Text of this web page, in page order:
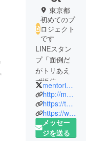
東京都
初めてのプ
ロジェクト
です
LINEスタン
プ「面倒だ
がトリあえ
ず返信」の
キャラク
ター「めん
トリ」。そ
のグッズ新
シリーズ
mentori_staff
http://mendotori.jp/
https://twitter.com/mendo_tori
https://www.instagram.com/imouto_mentori_official/
メッセー
ジを送る